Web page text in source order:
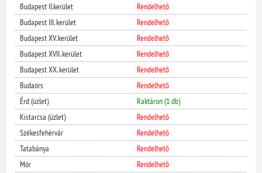
Budapest II.kerület
Rendelhető
Budapest III. kerület
Rendelhető
Budapest XV. kerület
Rendelhető
Budapest XVII. kerület
Rendelhető
Budapest XX. kerület
Rendelhető
Budaörs
Rendelhető
Érd (üzlet)
Raktáron (1 db)
Kistarcsa (üzlet)
Rendelhető
Székesfehérvár
Rendelhető
Tatabánya
Rendelhető
Mór
Rendelhető